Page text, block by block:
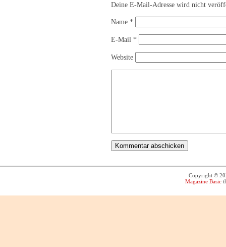
Deine E-Mail-Adresse wird nicht
Name *
E-Mail *
Website
Copyright ©
Magazine Basic